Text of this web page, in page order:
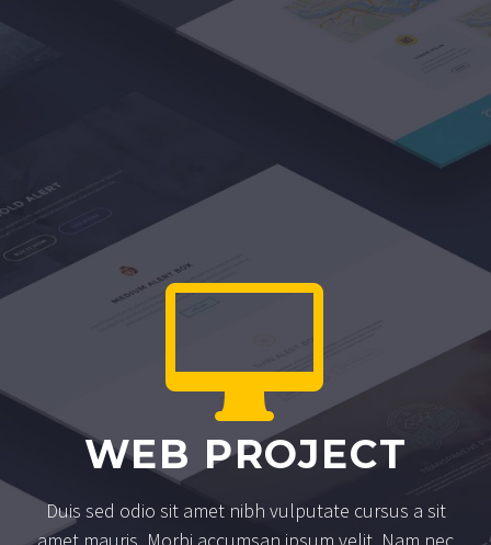


WEB PROJECT
Duis sed odio sit amet nibh vulputate cursus a sit